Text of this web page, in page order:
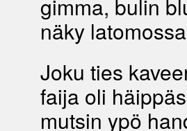
gimma, bulin
näky
Joku ties
faija oli
mutsin ypö